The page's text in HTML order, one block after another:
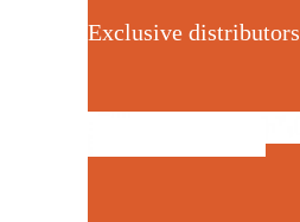
Exclusive distributors